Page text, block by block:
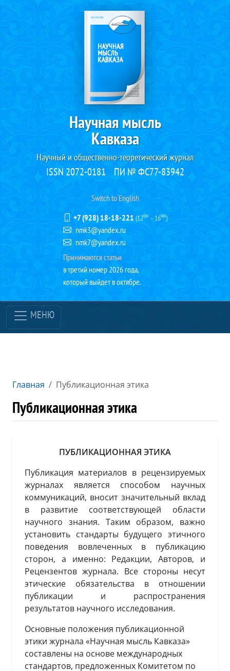
Научная мысль
Кавказа
Научный и общественно-теоретический журнал
ISSN 2072-0181 ПИ № ФС77-83942
Switch to English
+7 (928) 18-18-221(12⁰⁰ – 16⁰⁰)
nmk3@yandex.ru
nmk7@yandex.ru
Принимаются статьи
в третий номер 2026 года,
который выйдет в октябре.
МЕНЮ
Главная Публикационная этика
Публикационная этика
ПУБЛИКАЦИОННАЯ ЭТИКА
Публикация материалов в рецензируемых
журналах является способом научных
коммуникаций, вносит значительный вклад
в развитие соответствующей области
научного знания. Таким образом, важно
установить стандарты будущего этичного
поведения вовлеченных в публикацию
сторон, а именно: Редакции, Авторов, и
Рецензентов журнала. Все стороны несут
этические обязательства в отношении
публикации и распространения
результатов научного исследования.
Основные положения публикационной
этики журнала «Научная мысль Кавказа»
составлены на основе международных
стандартов, предложенных Комитетом по